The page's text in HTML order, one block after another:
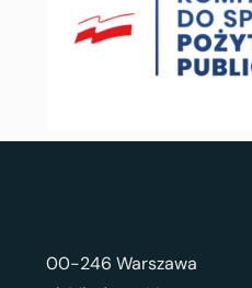
00-246 Warszawa